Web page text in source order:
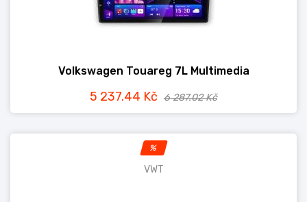
Volkswagen Touareg 7L Multimedia
5 237.44 Kč 6 287.02 Kč
%
VWT